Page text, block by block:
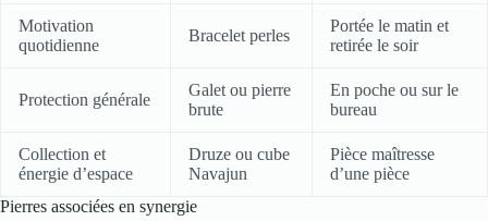
Motivation
quotidienne
Bracelet perles
Portée le matin et
retirée le soir
Protection générale
Galet ou pierre
brute
En poche ou sur le
bureau
Collection et
énergie d’espace
Druze ou cube
Navajun
Pièce maîtresse
d’une pièce
Pierres associées en synergie